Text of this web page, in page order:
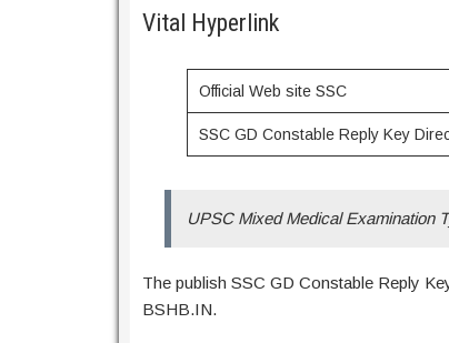
Vital Hyperlink
Official Web site SSC
SSC GD Constable Reply Key
UPSC Mixed Medical Examination
The publish SSC GD Constable Reply
BSHB.IN.